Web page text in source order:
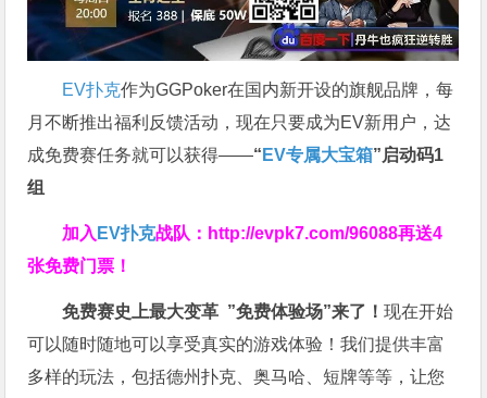
EV扑克作为GGPoker在国内新开设的旗舰品牌，每
月不断推出福利反馈活动，现在只要成为EV新用户，达
成免费赛任务就可以获得——“ EV专属大宝箱”启动码1
组
加入 EV扑克战队： http://evpk7.com/96088再送4
张免费门票！
免费赛史上最大变革 ”免费体验场”来了！现在开始
可以随时随地可以享受真实的游戏体验！我们提供丰富
多样的玩法，包括德州扑克、奥马哈、短牌等等，让您